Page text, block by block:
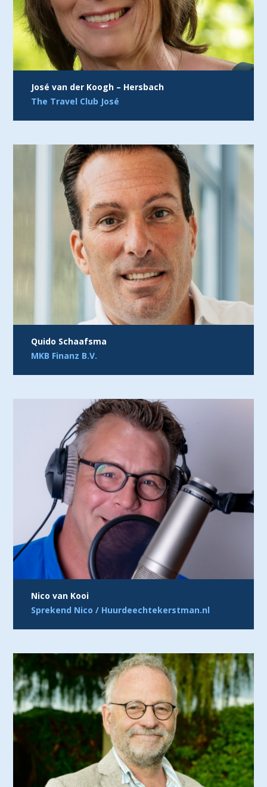
José van der Koogh – Hersbach
The Travel Club José
Quido Schaafsma
MKB Finanz B.V.
Nico van Kooi
Sprekend Nico / Huurdeechtekerstman.nl